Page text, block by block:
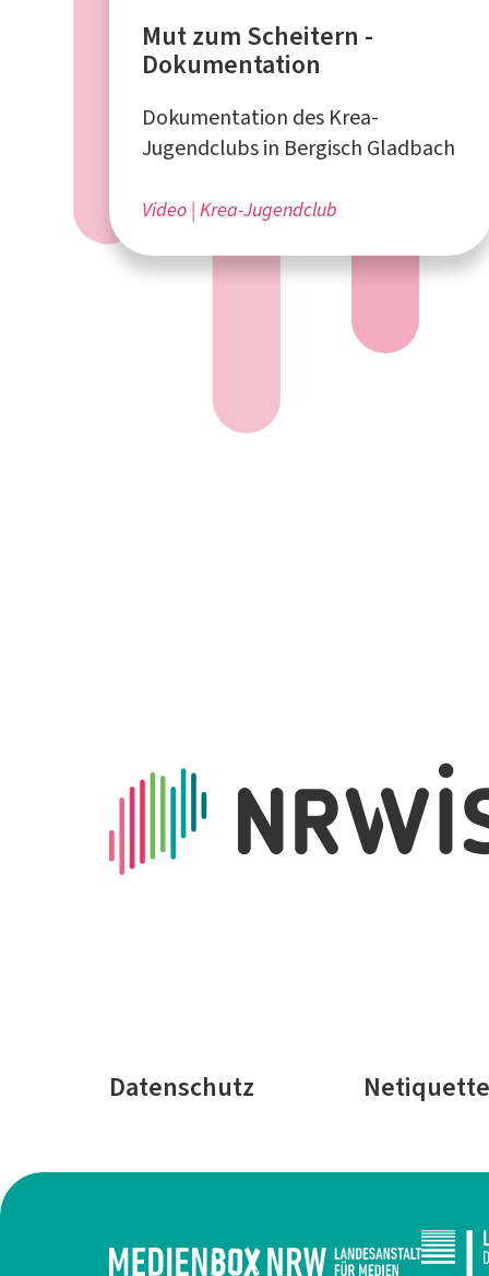
Mut zum Scheitern -
Dokumentation
Dokumentation des Krea-
Jugendclubs in Bergisch Gladbach
Video Krea-Jugendclub
Datenschutz Netiquette